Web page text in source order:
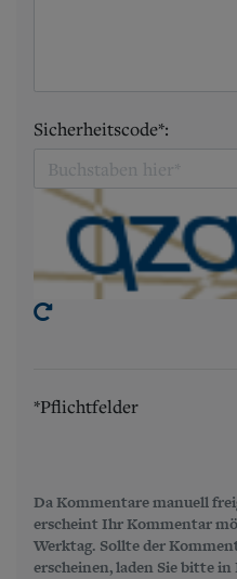
Sicherheitscode*:
*Pflichtfelder
Da Kommentare manuell
erscheint Ihr Kommentar
Werktag. Sollte der
erscheinen, laden Sie bitte